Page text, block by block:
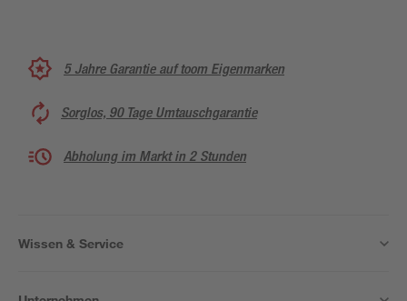
5 Jahre Garantie auf toom Eigenmarken
Sorglos, 90 Tage Umtauschgarantie
Abholung im Markt in 2 Stunden
Wissen & Service